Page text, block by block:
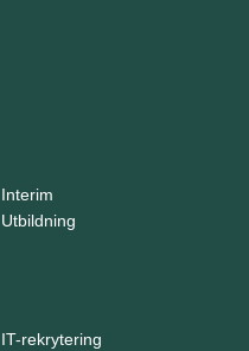
Interim
Utbildning
IT-rekrytering